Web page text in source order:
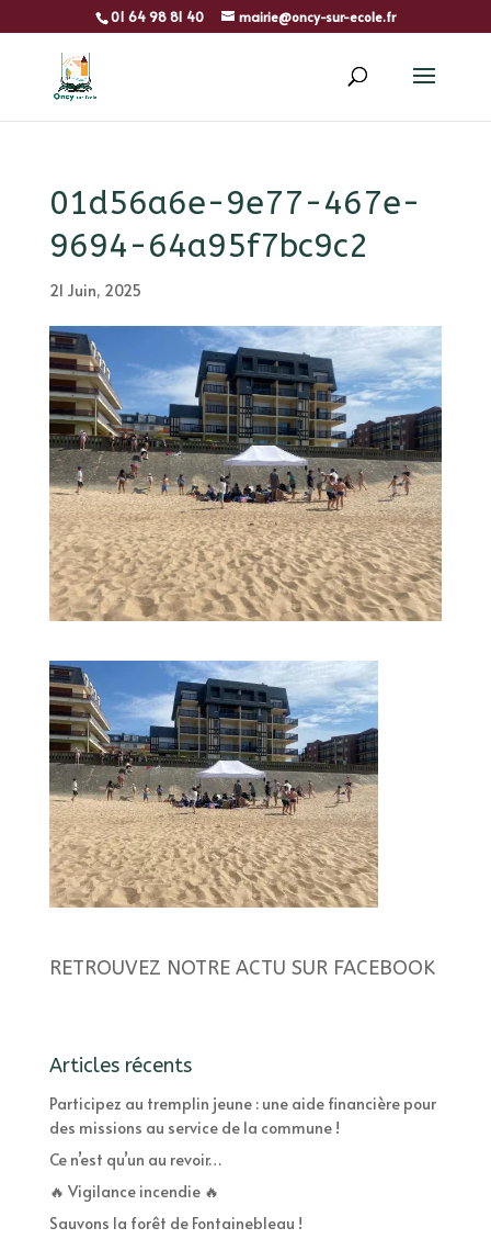
01 64 98 81 40 mairie@oncy-sur-ecole.fr
01d56a6e-9e77-467e-
9694-64a95f7bc9c2
21 Juin, 2025
RETROUVEZ NOTRE ACTU SUR FACEBOOK
Articles récents
Participez au tremplin jeune : une aide financière pour
des missions au service de la commune !
Ce n’est qu’un au revoir…
🔥 Vigilance incendie 🔥
Sauvons la forêt de Fontainebleau !